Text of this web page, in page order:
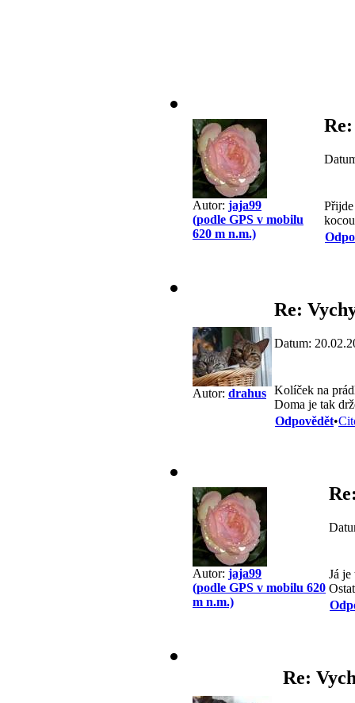
Autor: jaja99
(podle GPS v mobilu
620 m n.m.)
Autor: drahus
Re:
Datum:
Kolíček na
Doma je tak
Odpovědět•
Autor: jaja99
(podle GPS v mobilu 620
m n.m.)
Já
Re: